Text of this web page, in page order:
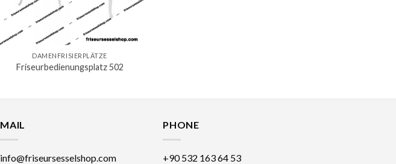
DAMENFRISIERPLÄTZE
Friseurbedienungsplatz 502
MAIL
info@friseursesselshop.com
PHONE
+90 532 163 64 53